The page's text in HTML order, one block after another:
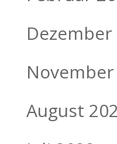
Dezember
August